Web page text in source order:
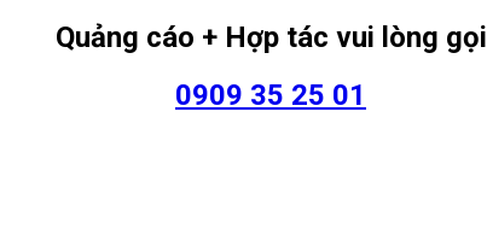
Quảng cáo + Hợp tác vui lòng gọi
0909 35 25 01